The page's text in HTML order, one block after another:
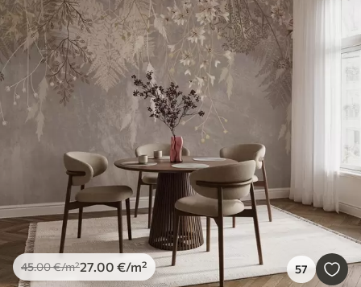
45.00€/m²27.00 €/m² 57